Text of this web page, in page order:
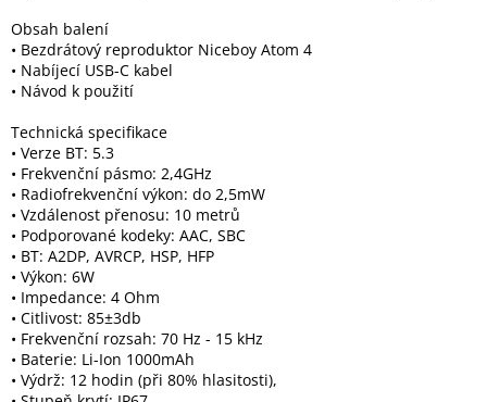
Obsah balení
• Bezdrátový reproduktor Niceboy Atom 4
• Nabíjecí USB-C kabel
• Návod k použití
Technická specifikace
• Verze BT: 5.3
• Frekvenční pásmo: 2,4GHz
• Radiofrekvenční výkon: do 2,5mW
• Vzdálenost přenosu: 10 metrů
• Podporované kodeky: AAC, SBC
• BT: A2DP, AVRCP, HSP, HFP
• Výkon: 6W
• Impedance: 4 Ohm
• Citlivost: 85±3db
• Frekvenční rozsah: 70 Hz - 15 kHz
• Baterie: Li-Ion 1000mAh
• Výdrž: 12 hodin (při 80% hlasitosti),